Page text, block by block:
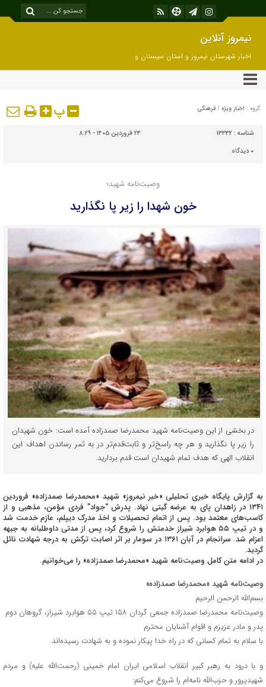
نیمروز آنلاین
اخبار شهرستان نیمروز و استان سیستان و
بلوچستان
گروه : اخبار ویژه / فرهنگی پ
شناسه : 13332
۲۴ فروردین ۱۴۰۵ - ۸:۲۹
۰ دیدگاه
وصیت‌نامه شهید؛
خون شهدا را زیر پا نگذارید
در بخشی از این وصیت‌نامه شهید محمدرضا صمدزاده آمده است: خون شهیدان
را زیر پا نگذارید و هر چه راسخ‌تر و ثابت‌قدم‌تر در به ثمر رساندن اهداف این
انقلاب الهی که هدف تمام شهیدان است قدم بردارید.
به گزارش پایگاه خبری تحلیلی «خبر نیمروز» شهید «محمدرضا صمدزاده» فروردین
۱۳۴۱ در زاهدان پای به عرضه گیتی نهاد. پدرش “جواد” فردی مؤمن، مذهبی و از
کاسب‌های معتمد بود. پس از اتمام تحصیلات و اخذ مدرک دیپلم، عازم خدمت شد
و در تیپ ۵۵ هوابرد شیراز خدمتش را شروع کرد، پس از مدتی داوطلبانه به جبهه
اعزام شد. سرانجام در آبان ۱۳۶۱ در سومار بر اثر اصابت ترکش به درجه شهادت نائل
گردید.
در ادامه متن کامل وصیت‌نامه شهید «محمدرضا صمدزاده» را می‌خوانیم.
وصیت‌نامه شهید «محمدرضا صمدزاده»
بسم‌الله الرحمن الرحیم
وصیت‌نامه محمدرضا صمدزاده جمعی گردان ۱۵۸ تیپ ۵۵ هوابرد شیراز، گروهان دوم
پدر و مادر عزیزم و اقوام آشنایان محترم
با سلام به تمام کسانی که در راه خدا پیکار نموده و به شهادت رسیده‌اند.
و با درود به رهبر کبیر انقلاب اسلامی ایران امام خمینی (رحمت‌الله علیه) و مردم
شهیدپرور و حزب‌الله نامه‌ام را شروع می‌کنم: